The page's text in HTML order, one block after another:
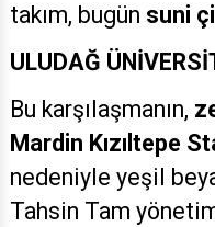
takım, bugün suni
ULUDAĞ
Bu karşılaşmanın,
Mardin Kızıltepe
nedeniyle yeşil
Tahsin Tam